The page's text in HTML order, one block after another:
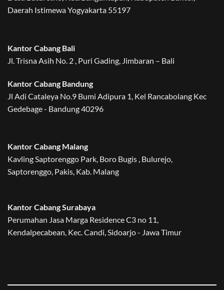
Daerah Istimewa Yogyakarta 55197
Kantor Cabang Bali
Jl. Trisna Asih No. 2 , Puri Gading, Jimbaran – Bali
Kantor Cabang Bandung
Jl Adi Cataleya No.9 Bumi Adipura 1, Kel Rancabolang Kec
Gedebage - Bandung 40296
Kantor Cabang Malang
Kavling Saptorenggo Park, Boro Bugis , Bulurejo,
Saptorenggo, Pakis, Kab. Malang
Kantor Cabang Surabaya
Perumahan Jasa Marga Residence C3 no 11,
Kendalpecabean, Kec. Candi, Sidoarjo - Jawa Timur